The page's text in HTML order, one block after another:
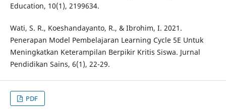
Education, 10(1), 2199634.
Wati, S. R., Koeshandayanto, R., & Ibrohim, I. 2021.
Penerapan Model Pembelajaran Learning Cycle 5E Untuk
Meningkatkan Keterampilan Berpikir Kritis Siswa. Jurnal
Pendidikan Sains, 6(1), 22-29.
PDF